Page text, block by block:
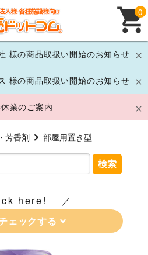
様の商品取扱い開始のお知らせ
様の商品取扱い開始のお知らせ
業のご案内
0
芳香剤 部屋用置き型
検索
here!
ェックする